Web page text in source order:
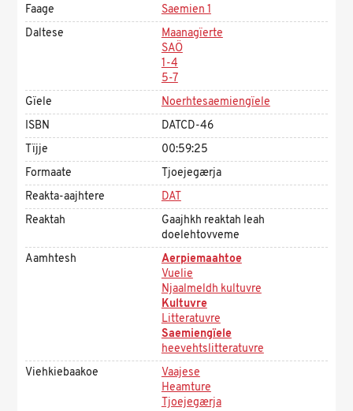
Faage
Saemien 1
Daltese
Maanagïerte
SAÖ
1-4
5-7
Gïele
Noerhtesaemiengïele
ISBN
DATCD-46
Tïjje
00:59:25
Formaate
Tjoejegærja
Reakta-aajhtere
DAT
Reaktah
Gaajhkh reaktah leah
doelehtovveme
Aamhtesh
Aerpiemaahtoe
Vuelie
Njaalmeldh kultuvre
Kultuvre
Litteratuvre
Saemiengïele
heevehtslitteratuvre
Viehkiebaakoe
Vaajese
Heamture
Tjoejegærja